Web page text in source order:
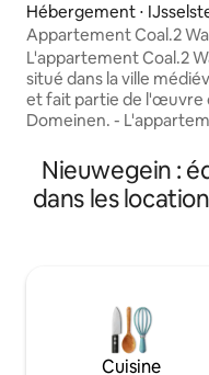
Hébergement ⋅
Appartement Coal.2 Walstraat 6
IJsselstein
L'appartement Coal.2
situé dans la ville
et fait partie de l'œuvre
Domeinen. - L'appartement est adapté
à 18 ans - Ne convient pas à 3 adultes - Il
est interdit de recevoir
concertation préalable
sont disponibles -
20 jours) possibles
Nieuwegein :
dans les
Cuisine